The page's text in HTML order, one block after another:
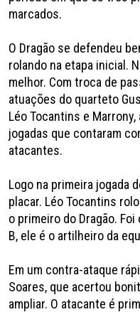
marcados.
O Dragão se defendeu
rolando na etapa inicial.
melhor. Com troca de
atuações do quarteto
Léo Tocantins e
jogadas que contaram
atacantes.
Logo na primeira jogada
placar. Léo Tocantins
o primeiro do Dragão.
B, ele é o artilheiro da
Em um contra-ataque
Soares, que acertou
ampliar. O atacante é